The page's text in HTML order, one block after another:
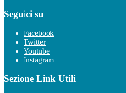
Seguici su
Facebook
Twitter
Youtube
Instagram
Sezione Link Utili